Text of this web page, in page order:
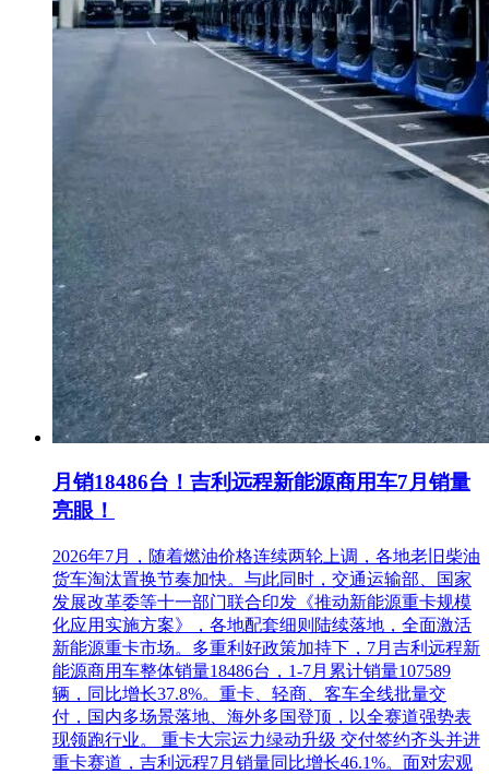
月销18486台！吉利远程新能源商用车7月销量
亮眼！
2026年7月，随着燃油价格连续两轮上调，各地老旧柴油
货车淘汰置换节奏加快。与此同时，交通运输部、国家
发展改革委等十一部门联合印发《推动新能源重卡规模
化应用实施方案》，各地配套细则陆续落地，全面激活
新能源重卡市场。多重利好政策加持下，7月吉利远程新
能源商用车整体销量18486台，1-7月累计销量107589
辆，同比增长37.8%。重卡、轻商、客车全线批量交
付，国内多场景落地、海外多国登顶，以全赛道强势表
现领跑行业。 重卡大宗运力绿动升级 交付签约齐头并进
重卡赛道，吉利远程7月销量同比增长46.1%。面对宏观